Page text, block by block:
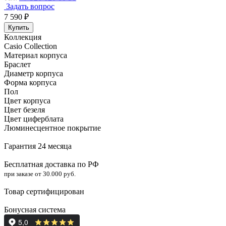
Задать вопрос
7 590 ₽
Купить
Коллекция
Casio Collection
Материал корпуса
Браслет
Диаметр корпуса
Форма корпуса
Пол
Цвет корпуса
Цвет безеля
Цвет циферблата
Люминесцентное покрытие
Гарантия 24 месяца
Бесплатная доставка по РФ
при заказе от 30.000 руб.
Товар сертифицирован
Бонусная система